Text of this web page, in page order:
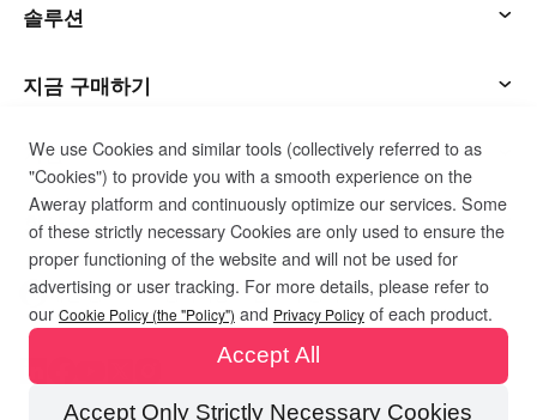
애씨
애웰
스마트 하드웨어
AweSun 클라이언트
AweSeed 클라이언트
AweShell 클라이언트
솔루션
IT 운영 및 지원
원격 작업
기술 지원
산업용 IoT
지금 구매하기
AweSun 개인 계획
AweSeed 사업 계획
AweShell 개인 계획
AweShell 사업 계획
지원
고객 서비스 연락
자료
회사
우리에 대해서
파트너가 되세요
개인 정보 보호 정책이용 약관쿠키 정책
We use Cookies and similar tools (collectively referred to as
"Cookies") to provide you with a smooth experience on the
Aweray platform and continuously optimize our services. Some
of these strictly necessary Cookies are only used to ensure the
proper functioning of the website and will not be used for
advertising or user tracking. For more details, please refer to
our Cookie Policy (the "Policy") and Privacy Policy of each product.
Accept Only Strictly Necessary Cookies
Accept All